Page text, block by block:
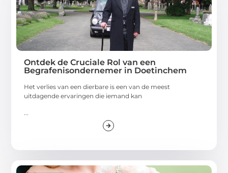
Ontdek de Cruciale Rol van een
Begrafenisondernemer in Doetinchem
Het verlies van een dierbare is een van de meest
uitdagende ervaringen die iemand kan